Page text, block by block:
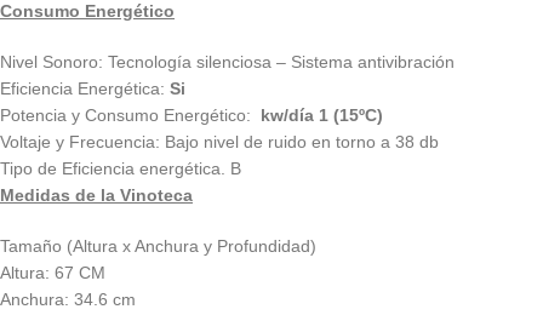
Consumo Energético
Nivel Sonoro: Tecnología silenciosa – Sistema antivibración
Eficiencia Energética: Si
Potencia y Consumo Energético:
kw/día 1 (15ºC)
Voltaje y Frecuencia: Bajo nivel de ruido en torno a 38 db
Tipo de Eficiencia energética. B
Medidas de la Vinoteca
Tamaño (Altura x Anchura y Profundidad)
Altura: 67 CM
Anchura: 34.6 cm